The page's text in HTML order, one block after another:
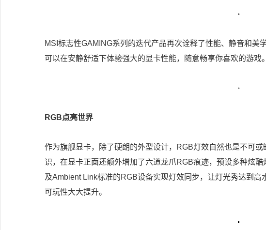
MSI标志性GAMING系列的迭代产品再次诠释了性能、静音和美
可以在安静舒适下体验强大的显卡性能，随意畅享你喜欢的游戏。
RGB点亮世界
作为旗舰显卡，除了硬朗的外型设计，RGB灯效自然也是不可
识，在显卡正面还额外增加了六道龙爪RGB痕迹，预设多种炫
及Ambient Link标准的RGB设备实现灯效同步，让灯光秀达到高
可玩性大大提升。